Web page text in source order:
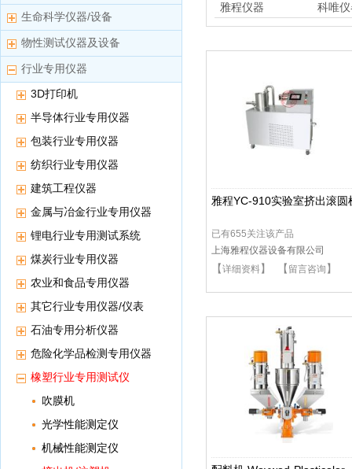
生命科学仪器/设备
物性测试仪器及设备
行业专用仪器
3D打印机
半导体行业专用仪器
包装行业专用仪器
纺织行业专用仪器
建筑工程仪器
金属与冶金行业专用仪器
锂电行业专用测试系统
煤炭行业专用仪器
农业和食品专用仪器
其它行业专用仪器/仪表
石油专用分析仪器
危险化学品检测专用仪器
橡塑行业专用测试仪
吹膜机
光学性能测定仪
机械性能测定仪
雅程仪器 科唯
雅程YC-910实验室挤出滚圆
已有655关注该产品
上海雅程仪器设备有限公司
【详细资料】 【 留言咨询 】